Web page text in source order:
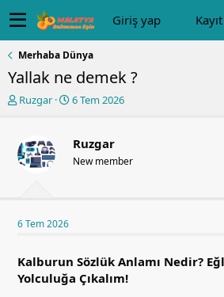
Giriş yap
Merhaba Dünya
Yallak ne demek ?
K
u
y
u
l
t
a
n
Ruzgar
B
a
i
h
6 Tem 2026
Ruzgar
New member
6 Tem 2026
Kalburun Sözlük Anlamı Nedir?
Yolculuğa Çıkalım!